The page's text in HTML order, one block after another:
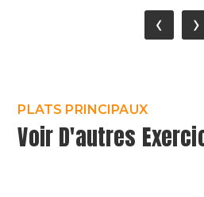
‹ ›
PLATS PRINCIPAUX
Voir D'autres